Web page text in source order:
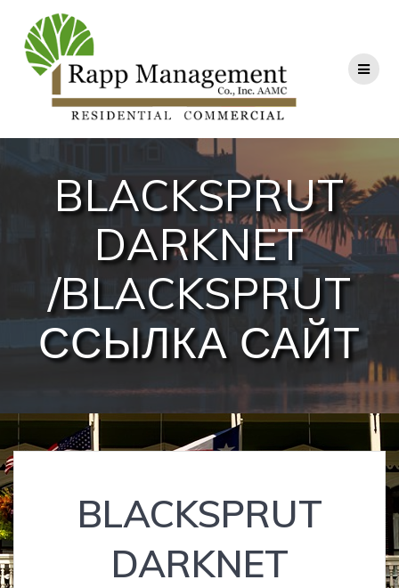
BLACKSPRUT
DARKNET
/BLACKSPRUT
ССЫЛКА САЙТ
BLACKSPRUT
DARKNET